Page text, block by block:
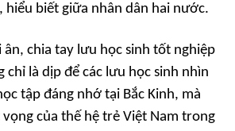
hiểu biết giữa nhân dân hai nước.
chia tay lưu học sinh tốt nghiệp
chỉ là dịp để các lưu học sinh nhìn
tập đáng nhớ tại Bắc Kinh, mà
của thế hệ trẻ Việt Nam trong